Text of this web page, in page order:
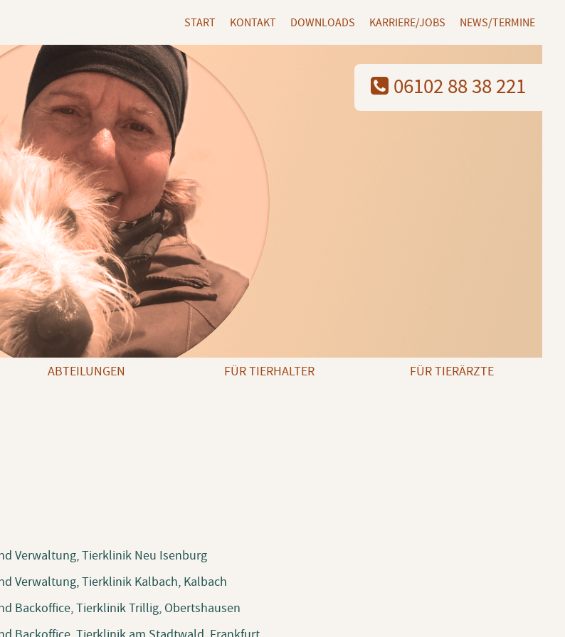
START KONTAKT DOWNLOADS KARRIERE/JOBS NEWS/TERMINE
06102 88 38 221
ABTEILUNGEN FÜR TIERHALTER FÜR TIERÄRZTE
Verwaltung, Tierklinik Neu Isenburg
Verwaltung, Tierklinik Kalbach, Kalbach
Backoffice, Tierklinik Trillig, Obertshausen